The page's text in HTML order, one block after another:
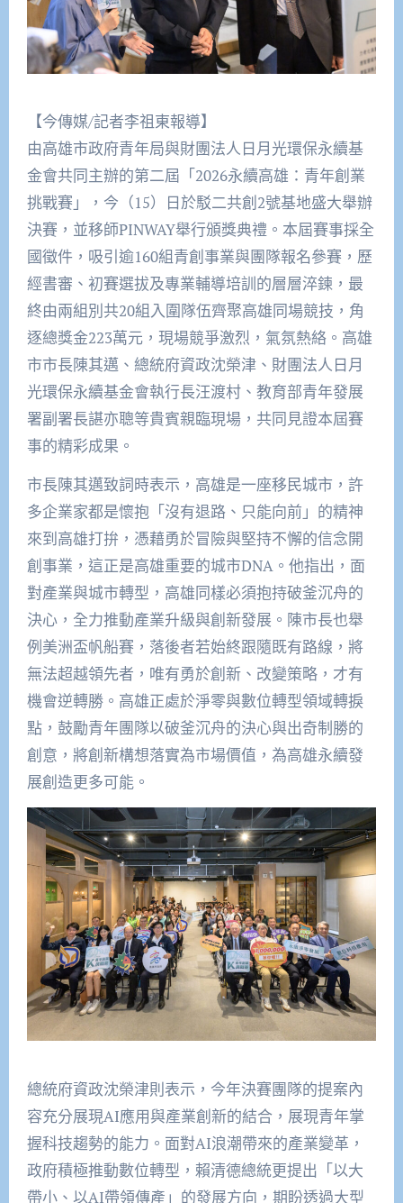
【今傳媒/記者李祖東報導】
由高雄市政府青年局與財團法人日月光環保永續基
金會共同主辦的第二屆「2026永續高雄：青年創業
挑戰賽」，今（15）日於駁二共創2號基地盛大舉辦
決賽，並移師PINWAY舉行頒獎典禮。本屆賽事採全
國徵件，吸引逾160組青創事業與團隊報名參賽，歷
經書審、初賽選拔及專業輔導培訓的層層淬鍊，最
終由兩組別共20組入圍隊伍齊聚高雄同場競技，角
逐總獎金223萬元，現場競爭激烈，氣氛熱絡。高雄
市市長陳其邁、總統府資政沈榮津、財團法人日月
光環保永續基金會執行長汪渡村、教育部青年發展
署副署長諶亦聰等貴賓親臨現場，共同見證本屆賽
事的精彩成果。
市長陳其邁致詞時表示，高雄是一座移民城市，許
多企業家都是懷抱「沒有退路、只能向前」的精神
來到高雄打拚，憑藉勇於冒險與堅持不懈的信念開
創事業，這正是高雄重要的城市DNA。他指出，面
對產業與城市轉型，高雄同樣必須抱持破釜沉舟的
決心，全力推動產業升級與創新發展。陳市長也舉
例美洲盃帆船賽，落後者若始終跟隨既有路線，將
無法超越領先者，唯有勇於創新、改變策略，才有
機會逆轉勝。高雄正處於淨零與數位轉型領域轉捩
點，鼓勵青年團隊以破釜沉舟的決心與出奇制勝的
創意，將創新構想落實為市場價值，為高雄永續發
展創造更多可能。
總統府資政沈榮津則表示，今年決賽團隊的提案內
容充分展現AI應用與產業創新的結合，展現青年掌
握科技趨勢的能力。面對AI浪潮帶來的產業變革，
政府積極推動數位轉型，賴清德總統更提出「以大
帶小、以AI帶領傳產」的發展方向，期盼透過大型